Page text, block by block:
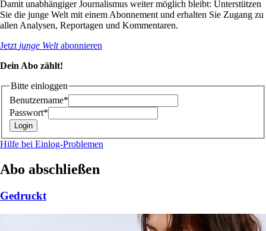
Damit unabhängiger Journalismus weiter möglich bleibt: Unterstützen
Sie die junge Welt mit einem Abonnement und erhalten Sie Zugang zu
allen Analysen, Reportagen und Kommentaren.
Jetzt junge Weltabonnieren
Dein Abo zählt!
Bitte einloggen
Benutzername*
Passwort*
Hilfe bei Einlog-Problemen
Abo abschließen
Gedruckt